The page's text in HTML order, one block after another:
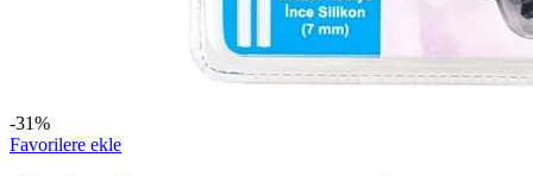
-31%
Favorilere ekle